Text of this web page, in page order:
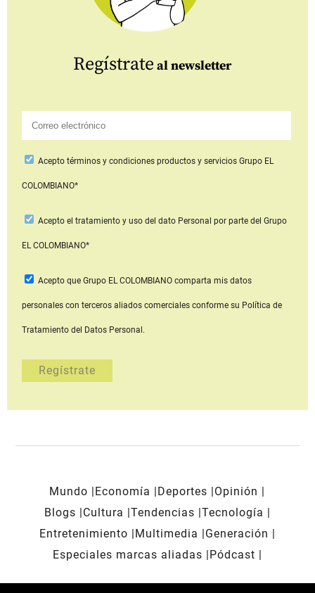
Regístrate al newsletter
Aceptotérminos y condiciones productos y serviciosGrupo EL
COLOMBIANO*
Acepto el tratamiento y uso del dato Personal por parte del Grupo
EL COLOMBIANO*
Acepto que Grupo EL COLOMBIANOcomparta mis datos
personales con terceros aliados comerciales conforme su Política de
Tratamiento del Datos Personal.
Mundo Economía Deportes
Opinión
Blogs
Cultura Tendencias Tecnología
Entretenimiento
Multimedia
Generación
Especiales marcas aliadas
Pódcast